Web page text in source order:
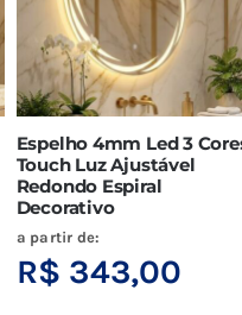
Espelho 4mm Led 3
Touch Luz Ajustável
Redondo Espiral
Decorativo
a partir de:
R$ 343,00